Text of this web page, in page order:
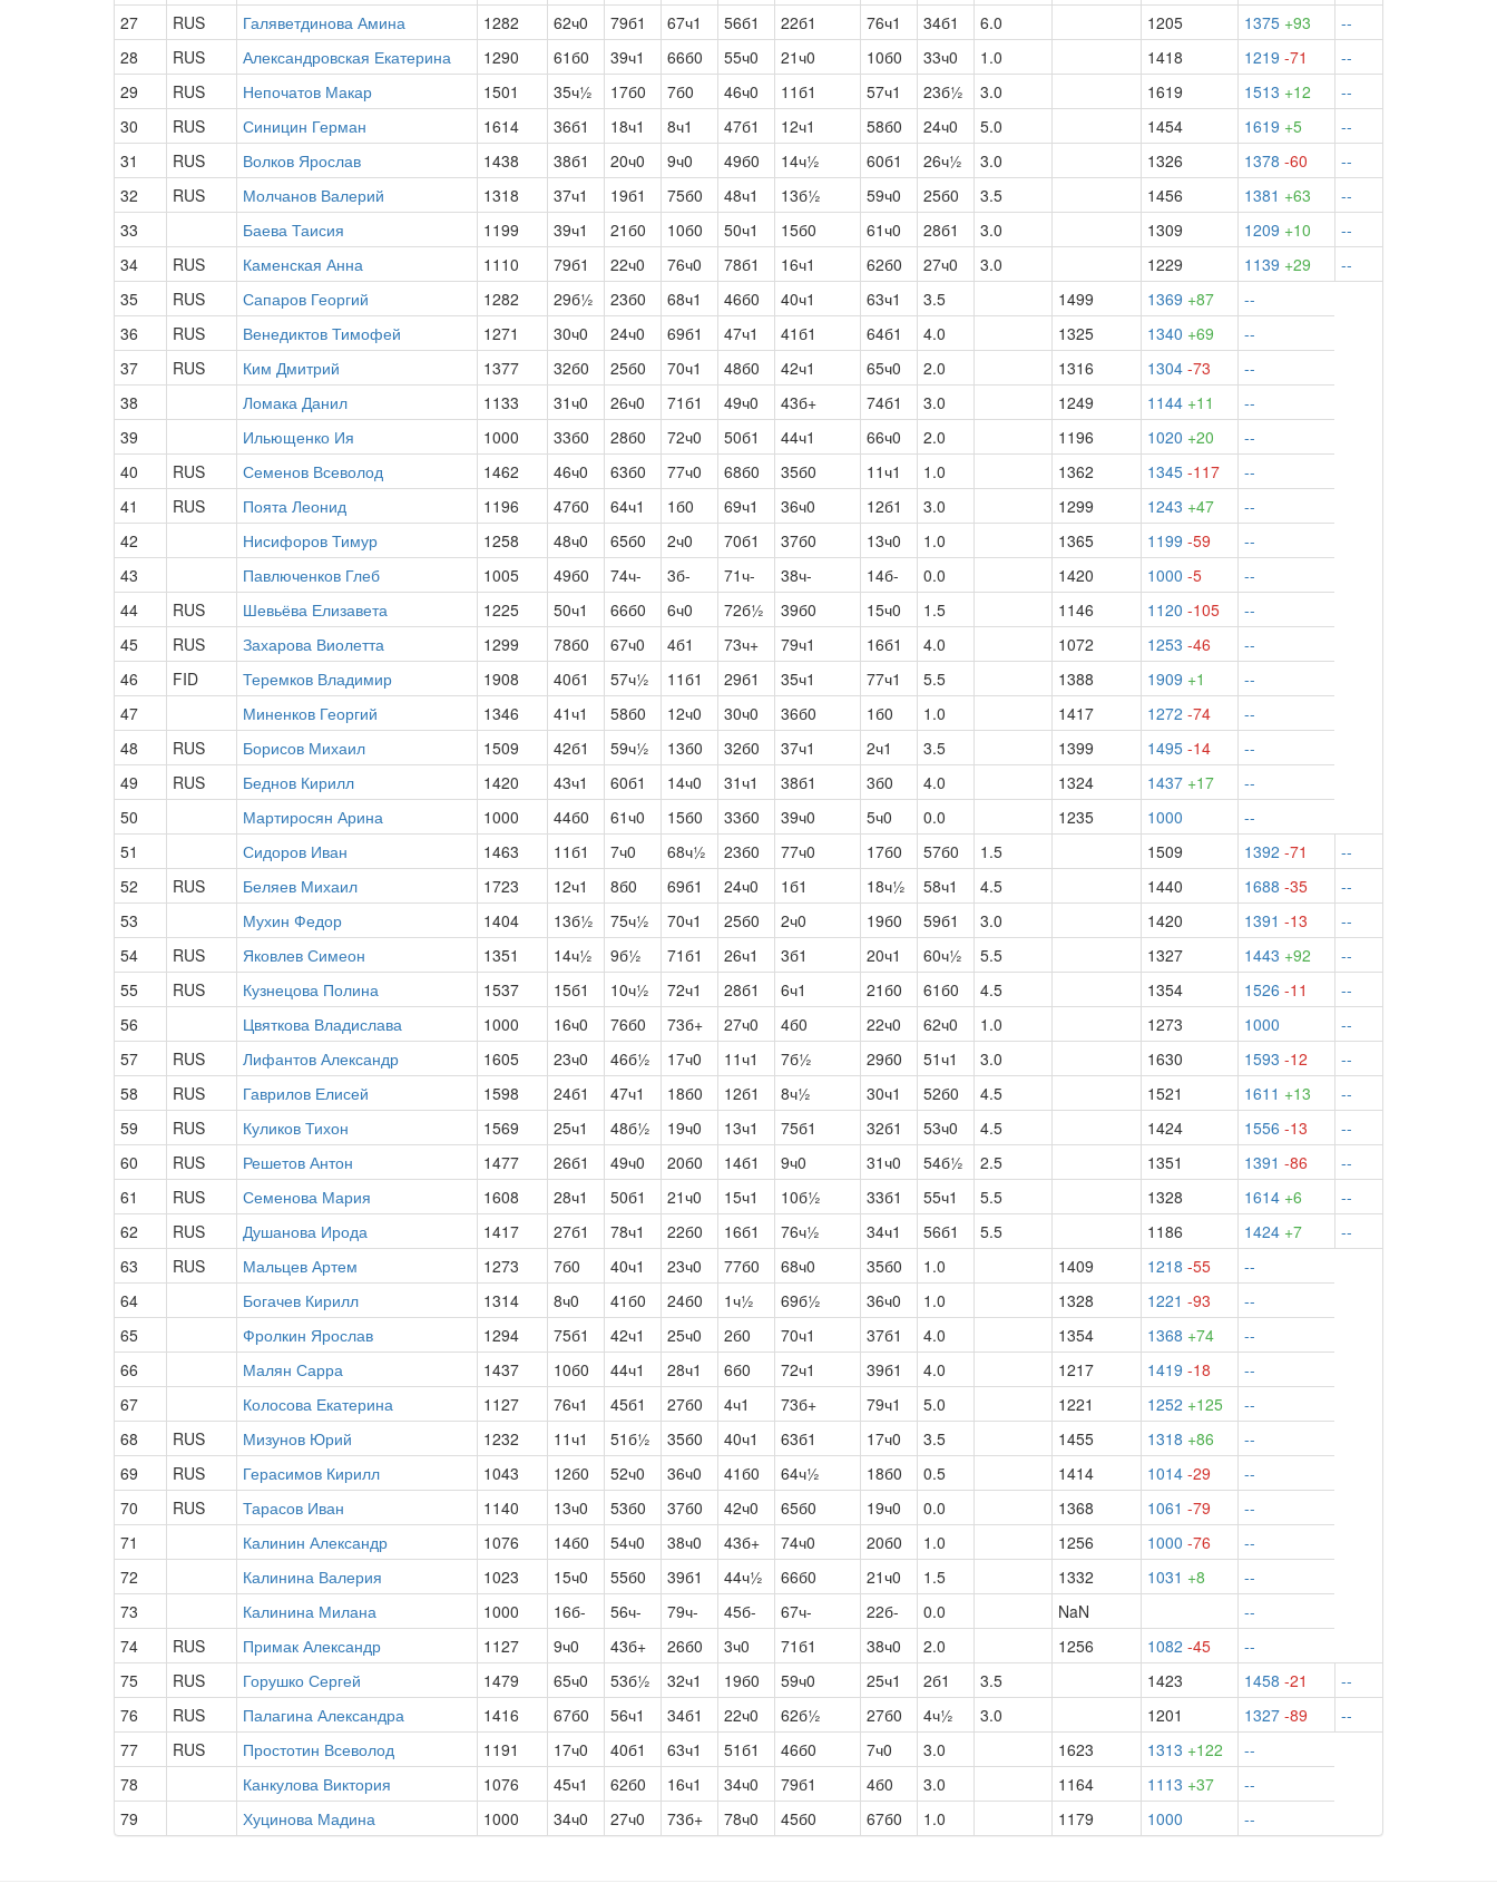
27
RUS Галяветдинова Амина 1282 62ч0 79б1 67ч1 56б1 22б1 76ч1 34б1 6.0 1205 1375 +93
--
28
RUS Александровская Екатерина 1290 61б0 39ч1 66б0 55ч0 21ч0 10б0 33ч0 1.0 1418 1219 -71
--
29
RUS Непочатов Макар 1501 35ч½ 17б0 7б0 46ч0 11б1 57ч1 23б½ 3.0 1619 1513 +12
--
30
RUS Синицин Герман 1614 36б1 18ч1 8ч1 47б1 12ч1 58б0 24ч0 5.0 1454 1619 +5
--
31
RUS Волков Ярослав 1438 38б1 20ч0 9ч0 49б0 14ч½ 60б1 26ч½ 3.0 1326 1378 -60
--
32
RUS Молчанов Валерий 1318 37ч1 19б1 75б0 48ч1 13б½ 59ч0 25б0 3.5 1456 1381 +63
--
33
Баева Таисия 1199 39ч1 21б0 10б0 50ч1 15б0 61ч0 28б1 3.0 1309 1209 +10
--
34
RUS Каменская Анна 1110 79б1 22ч0 76ч0 78б1 16ч1 62б0 27ч0 3.0 1229 1139 +29
--
35
RUS Сапаров Георгий 1282 29б½ 23б0 68ч1 46б0 40ч1 63ч1 3.5 1499 1369 +87
--
36
RUS Венедиктов Тимофей 1271 30ч0 24ч0 69б1 47ч1 41б1 64б1 4.0 1325 1340 +69
--
37
RUS Ким Дмитрий 1377 32б0 25б0 70ч1 48б0 42ч1 65ч0 2.0 1316 1304 -73
--
38
Ломака Данил 1133 31ч0 26ч0 71б1 49ч0 43б+ 74б1 3.0 1249 1144 +11
--
39
Ильющенко Ия 1000 33б0 28б0 72ч0 50б1 44ч1 66ч0 2.0 1196 1020 +20
--
40
RUS Семенов Всеволод 1462 46ч0 63б0 77ч0 68б0 35б0 11ч1 1.0 1362 1345 -117
--
41
RUS Поята Леонид 1196 47б0 64ч1 1б0 69ч1 36ч0 12б1 3.0 1299 1243 +47
--
42
Нисифоров Тимур 1258 48ч0 65б0 2ч0 70б1 37б0 13ч0 1.0 1365 1199 -59
--
43
Павлюченков Глеб 1005 49б0 74ч- 3б- 71ч- 38ч- 14б- 0.0 1420 1000 -5
--
44
RUS Шевьёва Елизавета 1225 50ч1 66б0 6ч0 72б½ 39б0 15ч0 1.5 1146 1120 -105
--
45
RUS Захарова Виолетта 1299 78б0 67ч0 4б1 73ч+ 79ч1 16б1 4.0 1072 1253 -46
--
46
FID Теремков Владимир 1908 40б1 57ч½ 11б1 29б1 35ч1 77ч1 5.5 1388 1909 +1
--
47
Миненков Георгий 1346 41ч1 58б0 12ч0 30ч0 36б0 1б0 1.0 1417 1272 -74
--
48
RUS Борисов Михаил 1509 42б1 59ч½ 13б0 32б0 37ч1 2ч1 3.5 1399 1495 -14
--
49
RUS Беднов Кирилл 1420 43ч1 60б1 14ч0 31ч1 38б1 3б0 4.0 1324 1437 +17
--
50
Мартиросян Арина 1000 44б0 61ч0 15б0 33б0 39ч0 5ч0 0.0 1235 1000
--
51
Сидоров Иван 1463 11б1 7ч0 68ч½ 23б0 77ч0 17б0 57б0 1.5 1509 1392 -71
--
52
RUS Беляев Михаил 1723 12ч1 8б0 69б1 24ч0 1б1 18ч½ 58ч1 4.5 1440 1688 -35
--
53
Мухин Федор 1404 13б½ 75ч½ 70ч1 25б0 2ч0 19б0 59б1 3.0 1420 1391 -13
--
54
RUS Яковлев Симеон 1351 14ч½ 9б½ 71б1 26ч1 3б1 20ч1 60ч½ 5.5 1327 1443 +92
--
55
RUS Кузнецова Полина 1537 15б1 10ч½ 72ч1 28б1 6ч1 21б0 61б0 4.5 1354 1526 -11
--
56
Цвяткова Владислава 1000 16ч0 76б0 73б+ 27ч0 4б0 22ч0 62ч0 1.0 1273 1000
--
57
RUS Лифантов Александр 1605 23ч0 46б½ 17ч0 11ч1 7б½ 29б0 51ч1 3.0 1630 1593 -12
--
58
RUS Гаврилов Елисей 1598 24б1 47ч1 18б0 12б1 8ч½ 30ч1 52б0 4.5 1521 1611 +13
--
59
RUS Куликов Тихон 1569 25ч1 48б½ 19ч0 13ч1 75б1 32б1 53ч0 4.5 1424 1556 -13
--
60
RUS Решетов Антон 1477 26б1 49ч0 20б0 14б1 9ч0 31ч0 54б½ 2.5 1351 1391 -86
--
61
RUS Семенова Мария 1608 28ч1 50б1 21ч0 15ч1 10б½ 33б1 55ч1 5.5 1328 1614 +6
--
62
RUS Душанова Ирода 1417 27б1 78ч1 22б0 16б1 76ч½ 34ч1 56б1 5.5 1186 1424 +7
--
63
RUS Мальцев Артем 1273 7б0 40ч1 23ч0 77б0 68ч0 35б0 1.0 1409 1218 -55
--
64
Богачев Кирилл 1314 8ч0 41б0 24б0 1ч½ 69б½ 36ч0 1.0 1328 1221 -93
--
65
Фролкин Ярослав 1294 75б1 42ч1 25ч0 2б0 70ч1 37б1 4.0 1354 1368 +74
--
66
Малян Сарра 1437 10б0 44ч1 28ч1 6б0 72ч1 39б1 4.0 1217 1419 -18
--
67
Колосова Екатерина 1127 76ч1 45б1 27б0 4ч1 73б+ 79ч1 5.0 1221 1252 +125
--
68
RUS Мизунов Юрий 1232 11ч1 51б½ 35б0 40ч1 63б1 17ч0 3.5 1455 1318 +86
--
69
RUS Герасимов Кирилл 1043 12б0 52ч0 36ч0 41б0 64ч½ 18б0 0.5 1414 1014 -29
--
70
RUS Тарасов Иван 1140 13ч0 53б0 37б0 42ч0 65б0 19ч0 0.0 1368 1061 -79
--
71
Калинин Александр 1076 14б0 54ч0 38ч0 43б+ 74ч0 20б0 1.0 1256 1000 -76
--
72
Калинина Валерия 1023 15ч0 55б0 39б1 44ч½ 66б0 21ч0 1.5 1332 1031 +8
--
73
Калинина Милана 1000 16б- 56ч- 79ч- 45б- 67ч- 22б- 0.0 NaN
--
74
RUS Примак Александр 1127 9ч0 43б+ 26б0 3ч0 71б1 38ч0 2.0 1256 1082 -45
--
75
RUS Горушко Сергей 1479 65ч0 53б½ 32ч1 19б0 59ч0 25ч1 2б1 3.5 1423 1458 -21
--
76
RUS Палагина Александра 1416 67б0 56ч1 34б1 22ч0 62б½ 27б0 4ч½ 3.0 1201 1327 -89
--
77
RUS Простотин Всеволод 1191 17ч0 40б1 63ч1 51б1 46б0 7ч0 3.0 1623 1313 +122
--
78
Канкулова Виктория 1076 45ч1 62б0 16ч1 34ч0 79б1 4б0 3.0 1164 1113 +37
--
79
Хуцинова Мадина 1000 34ч0 27ч0 73б+ 78ч0 45б0 67б0 1.0 1179 1000 --